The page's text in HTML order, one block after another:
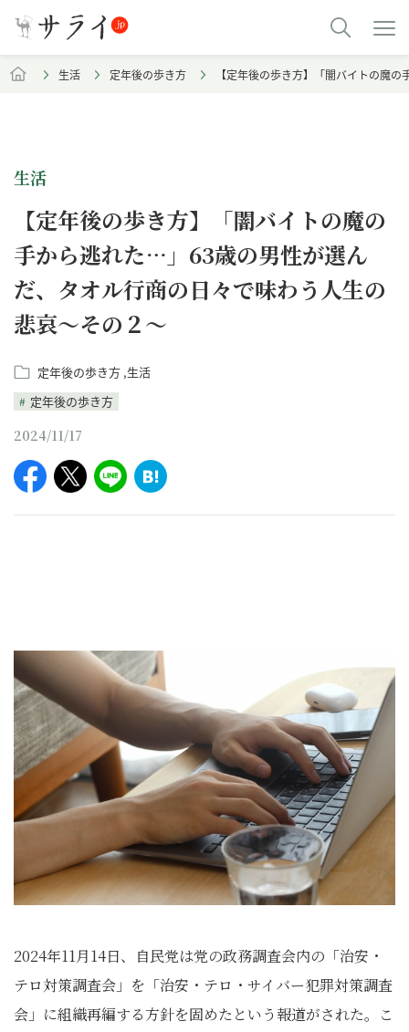
生活 定年後の歩き方 【定年後の歩き方】「闇バイトの魔
生活
【定年後の歩き方】「闇バイトの魔の
手から逃れた…」63歳の男性が選ん
だ、タオル行商の日々で味わう人生の
悲哀～その２～
定年後の歩き方 生活
定年後の歩き方
2024/11/17
2024年11月14日、自民党は党の政務調査会内の「治安・
テロ対策調査会」を「治安・テロ・サイバー犯罪対策調査
会」に組織再編する方針を固めたという報道がされた。こ